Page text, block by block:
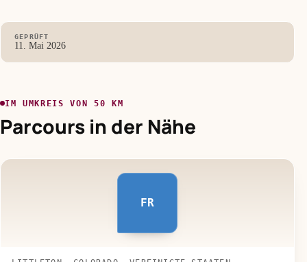
GEPRÜFT
11. Mai 2026
IM UMKREIS VON 50 KM
Parcours in der Nähe
FR